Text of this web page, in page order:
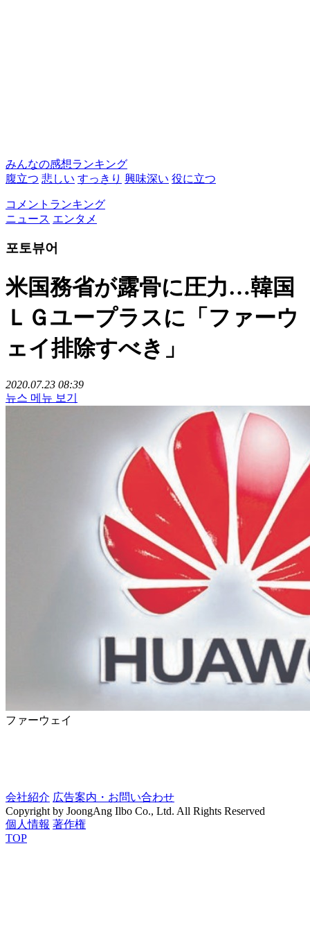
みんなの感想ランキング
腹立つ 悲しい すっきり 興味深い 役に立つ
コメントランキング
ニュース エンタメ
포토뷰어
米国務省が露骨に圧力…韓国
ＬＧユープラスに「ファーウ
ェイ排除すべき」
2020.07.23 08:39
뉴스 메뉴 보기
ファーウェイ
会社紹介 広告案内・お問い合わせ
Copyright by JoongAng Ilbo Co., Ltd. All Rights Reserved
個人情報 著作権
TOP